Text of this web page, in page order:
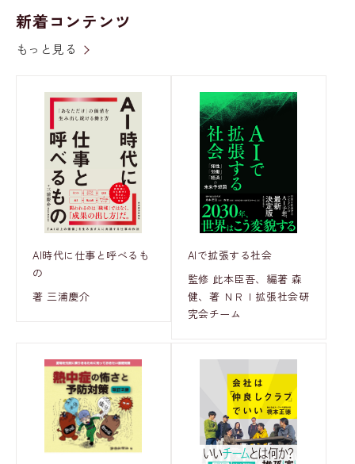
新着コンテンツ
もっと見る
AI時代に仕事と呼べるも
の
著 三浦慶介
AIで拡張する社会
監修 此本臣吾、編著 森
健、著 ＮＲＩ拡張社会研
究会チーム